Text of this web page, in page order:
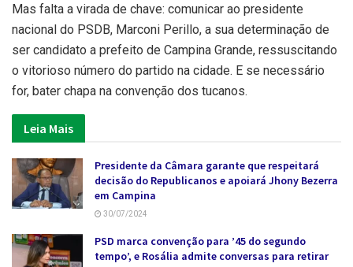
Mas falta a virada de chave: comunicar ao presidente
nacional do PSDB, Marconi Perillo, a sua determinação de
ser candidato a prefeito de Campina Grande, ressuscitando
o vitorioso número do partido na cidade. E se necessário
for, bater chapa na convenção dos tucanos.
Leia Mais
Presidente da Câmara garante que respeitará
decisão do Republicanos e apoiará Jhony Bezerra
em Campina
30/07/2024
PSD marca convenção para ’45 do segundo
tempo’, e Rosália admite conversas para retirar